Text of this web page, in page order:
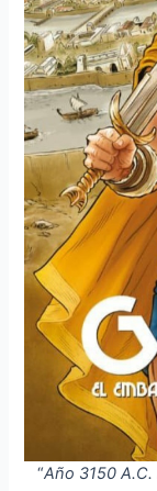
“Año 3150 A.C.